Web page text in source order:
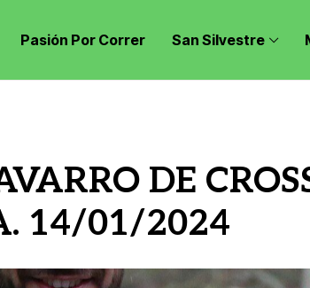
Pasión Por Correr San Silvestre
DE
14/01/2024